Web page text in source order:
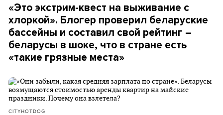
«Это экстрим-квест на выживание с
хлоркой». Блогер проверил беларуские
бассейны и составил свой рейтинг –
беларусы в шоке, что в стране есть
«такие грязные места»
CITYHOTDOG